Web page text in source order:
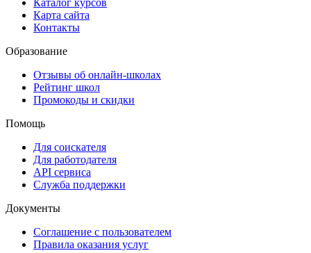
Карта сайта
Контакты
Образование
Отзывы об онлайн-школах
Рейтинг школ
Промокоды и скидки
Помощь
Для соискателя
Для работодателя
API сервиса
Служба поддержки
Документы
Соглашение с пользователем
Правила оказания услуг